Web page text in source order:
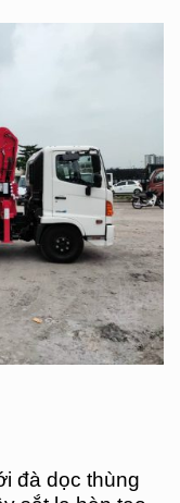
đà dọc thùng